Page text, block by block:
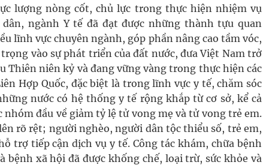
lượng nòng cốt, chủ lực trong thực hiện nhiệm vụ
ngành Y tế đã đạt được những thành tựu quan
lĩnh vực chuyên ngành, góp phần nâng cao tầm vóc,
vào sự phát triển của đất nước, đưa Việt Nam trở
Thiên niên kỷ và đang vững vàng trong thực hiện các
Hợp Quốc, đặc biệt là trong lĩnh vực y tế, chăm sóc
nước có hệ thống y tế rộng khắp từ cơ sở, kể cả
đầu về giảm tỷ lệ tử vong mẹ và tử vong trẻ em.
rõ rệt; người nghèo, người dân tộc thiểu số, trẻ em,
trợ tiếp cận dịch vụ y tế. Công tác khám, chữa bệnh
bệnh xã hội đã được khống chế, loại trừ, sức khỏe và